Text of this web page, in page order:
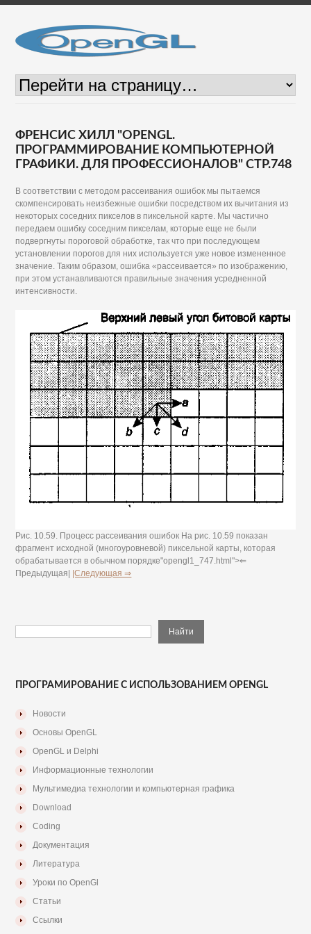
ФРЕНСИС ХИЛЛ "OPENGL.
ПРОГРАММИРОВАНИЕ КОМПЬЮТЕРНОЙ
ГРАФИКИ. ДЛЯ ПРОФЕССИОНАЛОВ" СТР.748
В соответствии с методом рассеивания ошибок мы пытаемся
скомпенсировать неизбежные ошибки посредством их вычитания из
некоторых соседних пикселов в пиксельной карте. Мы частично
передаем ошибку соседним пикселам, которые еще не были
подвергнуты пороговой обработке, так что при последующем
установлении порогов для них используется уже новое измененное
значение. Таким образом, ошибка «рассеивается» по изображению,
при этом устанавливаются правильные значения усредненной
интенсивности.
Рис. 10.59. Процесс рассеивания ошибок На рис. 10.59 показан
фрагмент исходной (многоуровневой) пиксельной карты, которая
обрабатывается в обычном порядке"opengl1_747.html">⇐
Предыдущая|
|Следующая ⇒
ПРОГРАМИРОВАНИЕ С ИСПОЛЬЗОВАНИЕМ OPENGL
Новости
Основы OpenGL
OpenGL и Delphi
Информационные технологии
Мультимедиа технологии и компьютерная графика
Download
Coding
Документация
Литература
Уроки по OpenGl
Статьи
Ссылки